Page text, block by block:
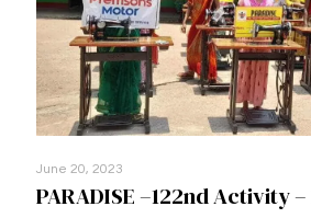
June 20, 2023
PARADISE –122nd Activity